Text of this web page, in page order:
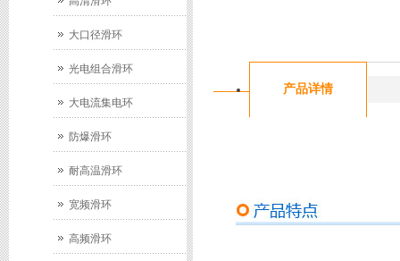
大口径滑环
光电组合滑环
大电流集电环
防爆滑环
耐高温滑环
宽频滑环
高频滑环
产品详情